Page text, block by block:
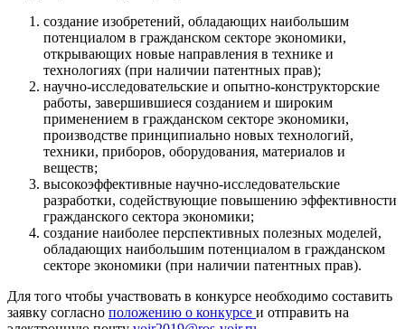
создание изобретений, обладающих наибольшим
потенциалом в гражданском секторе экономики,
открывающих новые направления в технике и
технологиях (при наличии патентных прав);
научно-исследовательские и опытно-конструкторские
работы, завершившиеся созданием и широким
применением в гражданском секторе экономики,
производстве принципиально новых технологий,
техники, приборов, оборудования, материалов и
веществ;
высокоэффективные научно-исследовательские
разработки, содействующие повышению эффективности
гражданского сектора экономики;
создание наиболее перспективных полезных моделей,
обладающих наибольшим потенциалом в гражданском
секторе экономики (при наличии патентных прав).
Для того чтобы участвовать в конкурсе необходимо составить
заявку согласно положению о конкурсе и отправить на